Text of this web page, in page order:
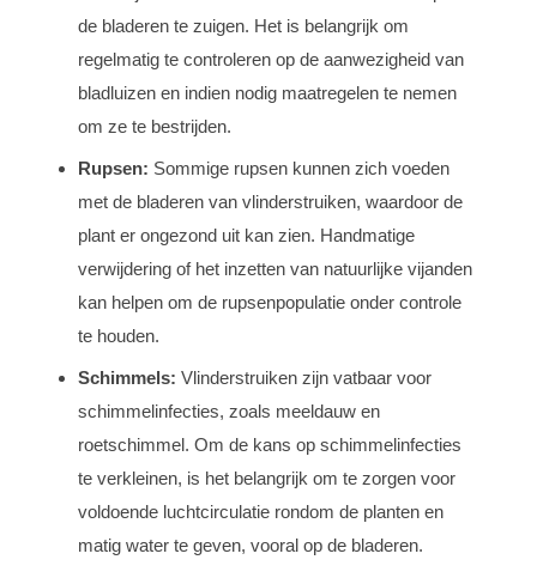
de bladeren te zuigen. Het is belangrijk om
regelmatig te controleren op de aanwezigheid van
bladluizen en indien nodig maatregelen te nemen
om ze te bestrijden.
Rupsen: Sommige rupsen kunnen zich voeden
met de bladeren van vlinderstruiken, waardoor de
plant er ongezond uit kan zien. Handmatige
verwijdering of het inzetten van natuurlijke vijanden
kan helpen om de rupsenpopulatie onder controle
te houden.
Schimmels: Vlinderstruiken zijn vatbaar voor
schimmelinfecties, zoals meeldauw en
roetschimmel. Om de kans op schimmelinfecties
te verkleinen, is het belangrijk om te zorgen voor
voldoende luchtcirculatie rondom de planten en
matig water te geven, vooral op de bladeren.